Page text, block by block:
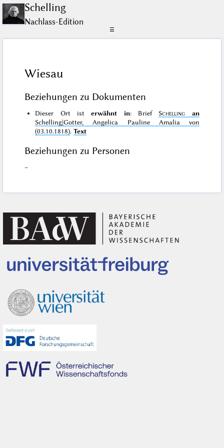
Schelling
Nachlass-Edition
☰
Wiesau
Beziehungen zu Dokumenten
Dieser Ort isterwähnt in: Brief Schelling
an
Schelling|Gotter, Angelica Pauline Amalia von
(03.10.1818).Text
Beziehungen zu Personen
–